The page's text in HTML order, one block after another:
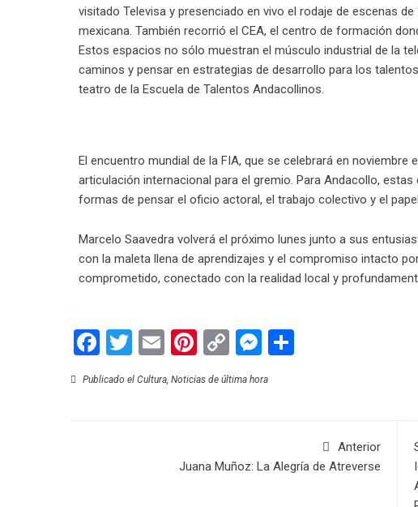
visitado Televisa y presenciado en vivo el rodaje de escenas
mexicana. También recorrió el CEA, el centro de formación
Estos espacios no sólo muestran el músculo industrial de la
caminos y pensar en estrategias de desarrollo para los
teatro de la Escuela de Talentos Andacollinos.
El encuentro mundial de la FIA, que se celebrará en
articulación internacional para el gremio. Para Andacollo,
formas de pensar el oficio actoral, el trabajo colectivo y el
Marcelo Saavedra volverá el próximo lunes junto a sus
con la maleta llena de aprendizajes y el compromiso intacto
comprometido, conectado con la realidad local y
Facebook
Twitter
EmailPinterest
Copy
Link
Messenger
Publicado el Cultura, Noticias de última hora
Anterior
Juana Muñoz: La Alegría de Atreverse